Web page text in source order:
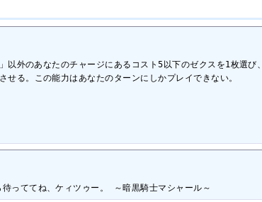
外のあなたのチャージにあるコスト5以下のゼクスを1枚選び、
せる。この能力はあなたのターンにしかプレイできない。
っててね、ケィツゥー。 ～暗黒騎士マシャール～